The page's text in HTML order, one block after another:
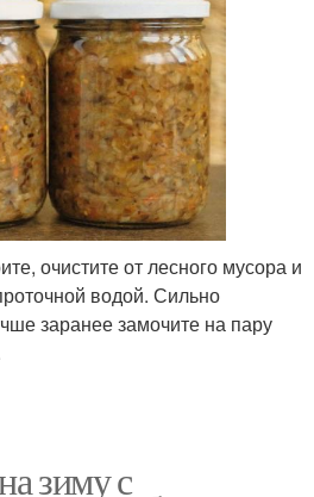
очистите от лесного мусора и
водой. Сильно
заранее замочите на пару
зиму с